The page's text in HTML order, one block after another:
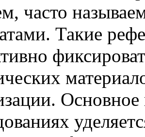
часто
Такие